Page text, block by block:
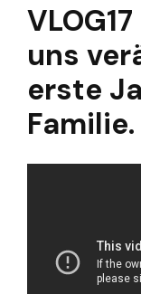
uns
erste
Familie.